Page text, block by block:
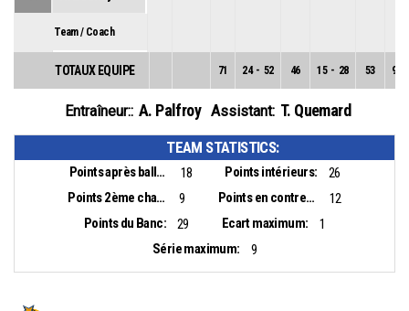
Team / Coach
TOTAUX EQUIPE 71 24 - 52 46 15 - 28 53 9
Entraîneur:: A. Palfroy Assistant: T. Quemard
TEAM STATISTICS:
Points après balles perdues: 18 Points intérieurs:
26
Points 2ème chance:
9 Points en contre-attaque:
12
Points du Banc:
29 Ecart maximum:
1
Série maximum:
9